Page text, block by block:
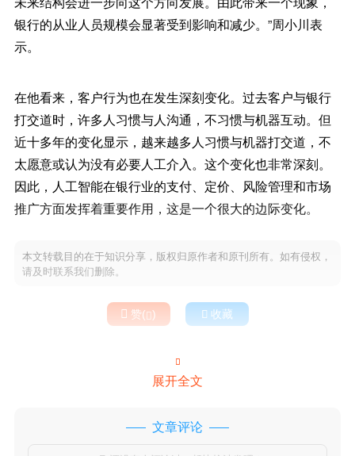
银行的从业人员规模会显著受到影响和减少。”周小川表
示。
在他看来，客户行为也在发生深刻变化。过去客户与银行
打交道时，许多人习惯与人沟通，不习惯与机器互动。但
近十多年的变化显示，越来越多人习惯与机器打交道，不
太愿意或认为没有必要人工介入。这个变化也非常深刻。
因此，人工智能在银行业的支付、定价、风险管理和市场
推广方面发挥着重要作用，这是一个很大的边际变化。
本文转载目的在于知识分享，版权归原作者和原刊所有。如有侵权，
请及时联系我们删除。
 赞()  收藏

展开全文
文章评论